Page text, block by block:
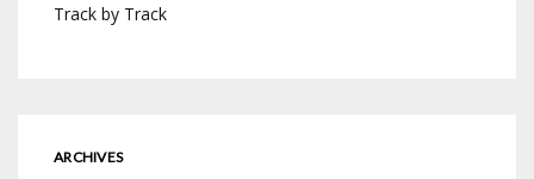
Track by Track
ARCHIVES